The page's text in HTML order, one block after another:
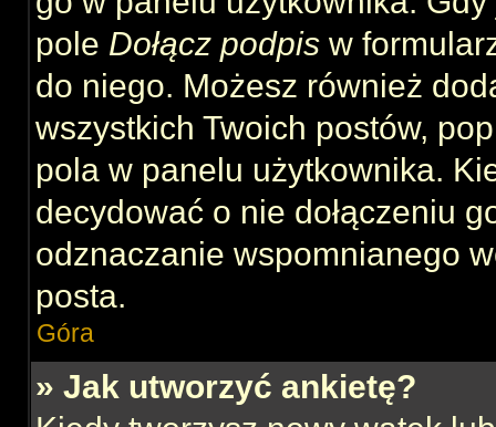
pole Dołącz podpis w
do niego. Możesz również
wszystkich Twoich postów,
pola w panelu użytkownika.
decydować o nie dołączeniu
odznaczanie wspomnianego
posta.
Góra
» Jak utworzyć ankietę?